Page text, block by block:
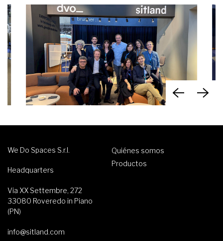
We Do Spaces S.r.l.
Headquarters
Via XX Settembre, 272
33080 Roveredo in Piano
(PN)
info@sitland.com
Quiénes somos
Productos